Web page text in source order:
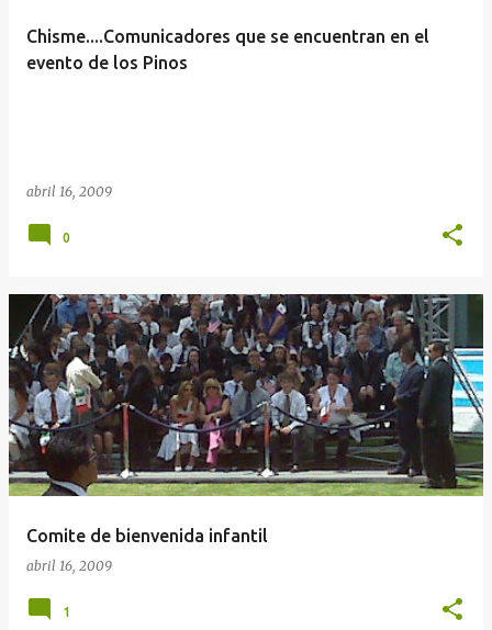
Chisme....Comunicadores que se encuentran en el
abril 16, 2009
0
Comite de bienvenida infantil
abril 16, 2009
1